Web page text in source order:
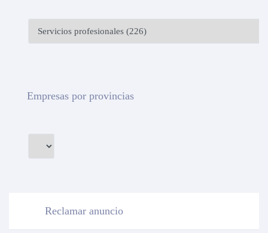
Empresas por provincias
Reclamar anuncio